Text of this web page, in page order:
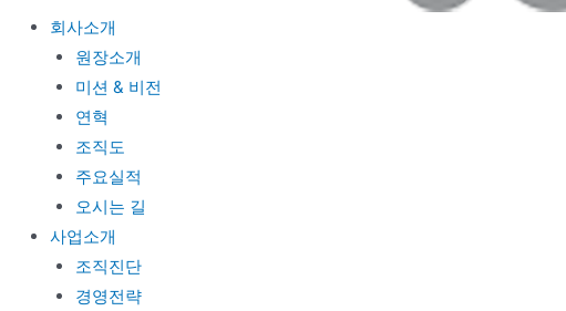
회사소개
원장소개
미션 & 비전
연혁
조직도
주요실적
오시는 길
사업소개
조직진단
경영전략